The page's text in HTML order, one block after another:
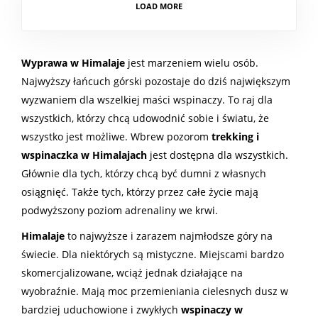
LOAD MORE
Wyprawa w Himalaje jest marzeniem wielu osób.
Najwyższy łańcuch górski pozostaje do dziś największym
wyzwaniem dla wszelkiej maści wspinaczy. To raj dla
wszystkich, którzy chcą udowodnić sobie i światu, że
wszystko jest możliwe. Wbrew pozorom trekking i
wspinaczka w Himalajach jest dostępna dla wszystkich.
Głównie dla tych, którzy chcą być dumni z własnych
osiągnięć. Także tych, którzy przez całe życie mają
podwyższony poziom adrenaliny we krwi.
Himalaje to najwyższe i zarazem najmłodsze góry na
świecie. Dla niektórych są mistyczne. Miejscami bardzo
skomercjalizowane, wciąż jednak działające na
wyobraźnie. Mają moc przemieniania cielesnych dusz w
bardziej uduchowione i zwykłych wspinaczy w